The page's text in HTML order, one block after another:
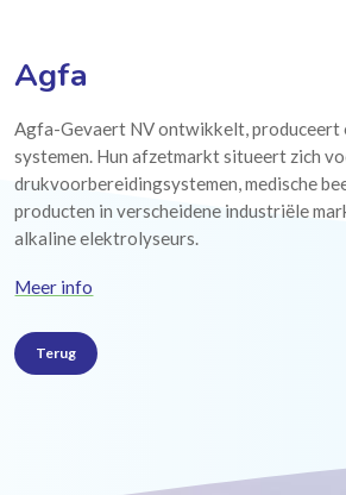
Agfa
Agfa-Gevaert NV ontwikkelt, produceert
systemen. Hun afzetmarkt situeert zich
drukvoorbereidingsystemen, medische
producten in verscheidene industriële
alkaline elektrolyseurs.
Meer info
Terug